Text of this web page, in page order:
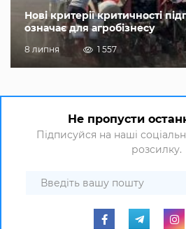
Нові критерії критичності
означає для агробізнесу
8 липня 1 557
Не пропусти
Підписуйся на наші
розсилку.